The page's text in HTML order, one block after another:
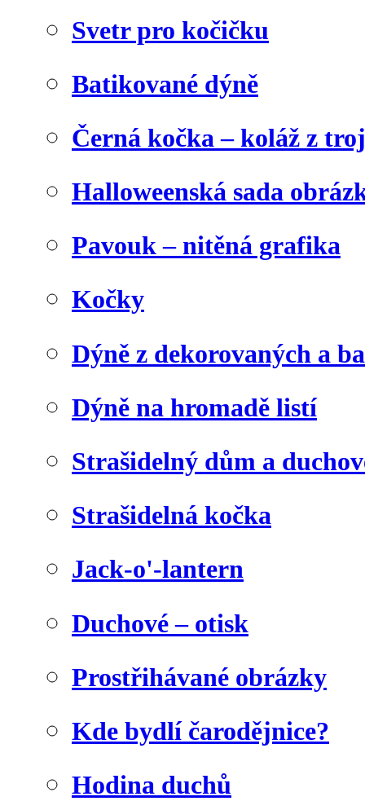
Svetr pro kočičku
Batikované dýně
Černá kočka – koláž z
Halloweenská sada
Pavouk – nitěná grafika
Kočky
Dýně z dekorovaných a
Dýně na hromadě listí
Strašidelný dům a
Strašidelná kočka
Jack-o'-lantern
Duchové – otisk
Prostřihávané obrázky
Kde bydlí čarodějnice?
Hodina duchů